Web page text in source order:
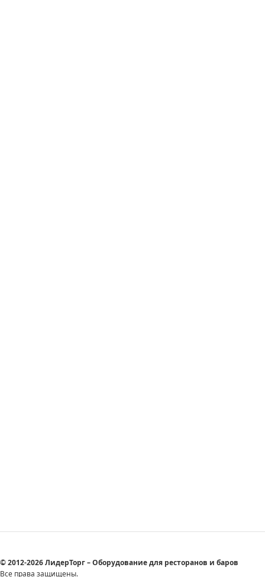
© 2012-2026 ЛидерТорг – Оборудование для ресторанов и баров
Все права защищены.